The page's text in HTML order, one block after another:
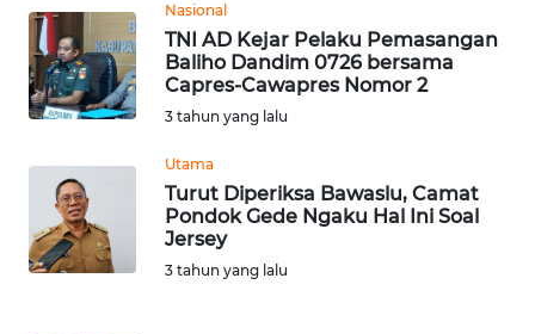
Nasional
TNI AD Kejar Pelaku Pemasangan
Baliho Dandim 0726 bersama
Capres-Cawapres Nomor 2
3 tahun yang lalu
Utama
Turut Diperiksa Bawaslu, Camat
Pondok Gede Ngaku Hal Ini Soal
Jersey
3 tahun yang lalu
KALTIM
WN
SULSEL
WN
GORONTALO
WN